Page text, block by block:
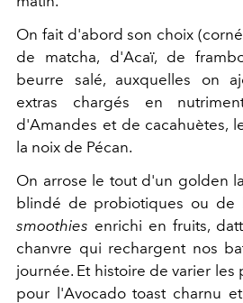
On fait d'abord son choix
de matcha, d'Acaï, de
beurre salé, auxquelles on
extras chargés en
d'Amandes et de cacahuètes,
la noix de Pécan.
On arrose le tout d'un golden
blindé de probiotiques ou de
smoothies enrichi en fruits,
chanvre qui rechargent nos
journée. Et histoire de varier les
pour l'Avocado toast charnu